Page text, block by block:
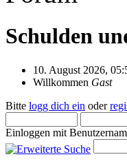
Schulden
10. August 2026,
Willkommen Gast
Bitte logg dich ein oder
Einloggen mit